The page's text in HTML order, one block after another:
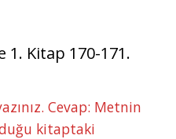
1. Kitap 170-171.
Cevap: Metnin
kitaptaki